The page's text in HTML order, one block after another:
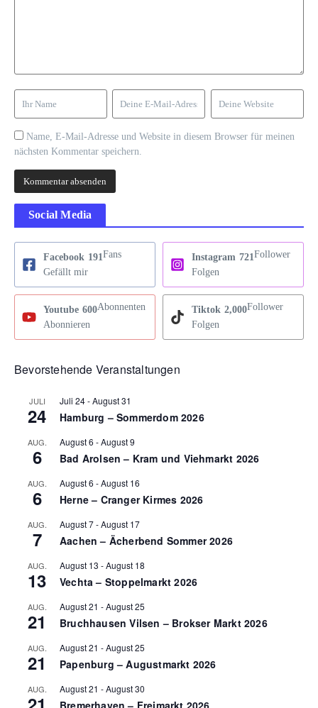
Name, E-Mail-Adresse und Website in diesem Browser für meinen
nächsten Kommentar speichern.
Social Media
Facebook 191Fans
Gefällt mir
Instagram 721Follower
Folgen
Youtube 600Abonnenten
Abonnieren
Tiktok 2,000Follower
Folgen
Bevorstehende Veranstaltungen
JULI
24
Juli 24-August 31
Hamburg – Sommerdom 2026
AUG.
6
August 6 -August 9
Bad Arolsen – Kram und Viehmarkt 2026
AUG.
6
August 6 -August 16
Herne – Cranger Kirmes 2026
AUG.
7
August 7-August 17
Aachen – Ächerbend Sommer 2026
AUG.
13
August 13 -August 18
Vechta – Stoppelmarkt 2026
AUG.
21
August 21 -August 25
Bruchhausen Vilsen – Brokser Markt 2026
AUG.
21
August 21 -August 25
Papenburg – Augustmarkt 2026
AUG. August 21 -August 30